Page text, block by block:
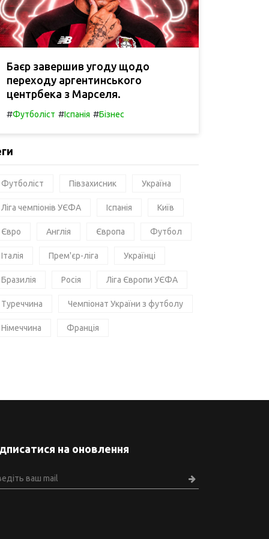
Баєр завершив угоду щодо
переходу аргентинського
центрбека з Марселя.
#Футболіст #Іспанія #Бізнес
Футболіст Півзахисник Україна
Ліга чемпіонів УЄФА Іспанія Київ
Євро Англія Європа Футбол
Італія Прем'єр-ліга Українці
Бразилія Росія Ліга Європи УЄФА
Туреччина Чемпіонат України з футболу
Німеччина Франція
на оновлення